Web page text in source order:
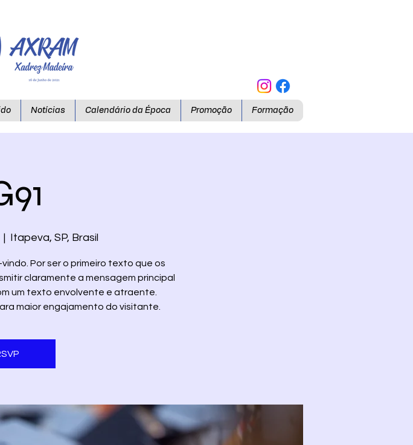
Notícias Calendário da Época Promoção Formação
|
Itapeva, SP, Brasil
Por ser o primeiro texto que os
claramente a mensagem principal
um texto envolvente e atraente.
maior engajamento do visitante.